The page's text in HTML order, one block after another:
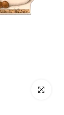
Haz clic